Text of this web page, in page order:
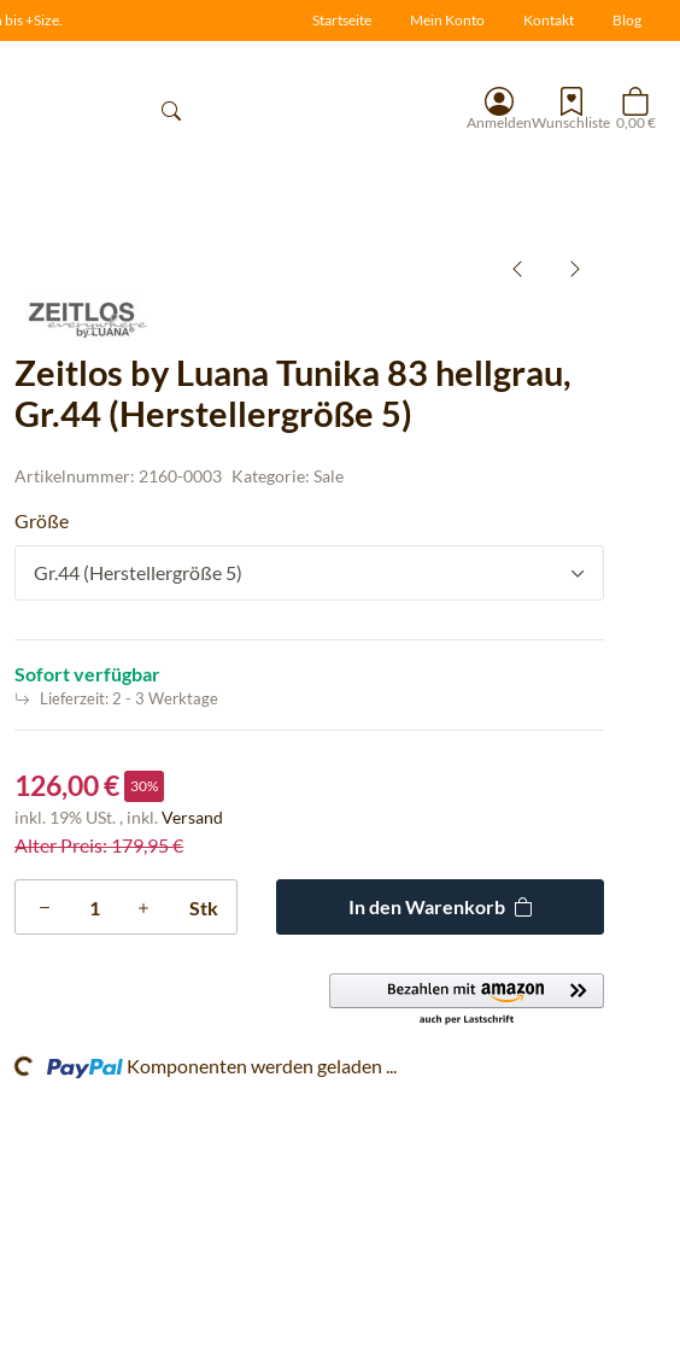
+Size. Startseite Mein Konto Kontakt Blog
AnmeldenWunschliste 0,00 €
Zeitlos by Luana Tunika 83 hellgrau,
Gr.44 (Herstellergröße 5)
Artikelnummer: 2160-0003 Kategorie:Sale
Größe
Gr.44 (Herstellergröße 5)
Sofort verfügbar
Lieferzeit:2 - 3 Werktage
126,00 € 30%
inkl. 19% USt. , inkl.Versand
Alter Preis: 179,95 €
Stk In den Warenkorb
Komponenten werden geladen ...